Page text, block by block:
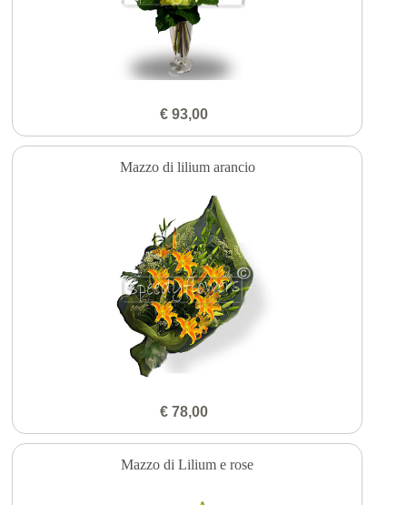
€ 93,00
Mazzo di lilium arancio
€ 78,00
Mazzo di Lilium e rose